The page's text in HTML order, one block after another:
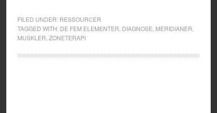
FILED UNDER: RESSOURCER
TAGGED WITH: DE FEM ELEMENTER DIAGNOSE MERIDIANER
MUSKLER ZONETERAPI